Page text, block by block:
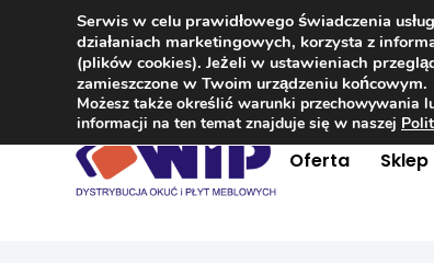
Kontakt +48 504 181 848
Oferta Sklep
Serwis w celu prawidłowego świadczenia
działaniach marketingowych, korzysta z
(plików cookies). Jeżeli w ustawieniach
zamieszczone w Twoim urządzeniu końcowym.
Możesz także określić warunki przechowywania
informacji na ten temat znajduje się w naszej